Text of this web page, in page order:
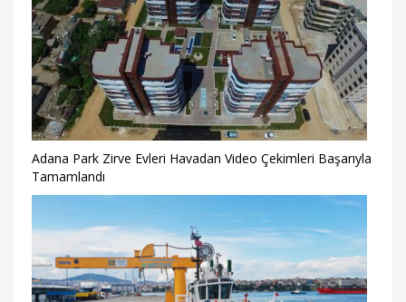
Adana Park Zirve Evleri Havadan Video Çekimleri Başarıyla
Tamamlandı